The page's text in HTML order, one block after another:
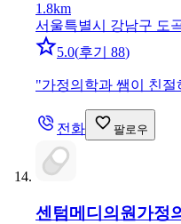
1.8km
서울특별시 강남구 도
5.0(후기 88)
"가정의학과 쌤이 친
전화 팔로우
센텀메디의원 가정